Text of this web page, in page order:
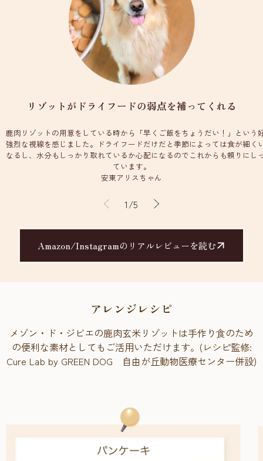
リゾットがドライフードの弱点を補ってくれる
鹿肉リゾットの用意をしている時から「早くご飯をちょうだい！」という
強烈な視線を感じました。ドライフードだけだと季節によっては食が細く
なるし、水分もしっかり取れているか心配になるのでこれからも頼りにし
ています。
安東アリスちゃん
1/の
5
Amazon/Instagramのリアルレビューを読む
アレンジレシピ
メゾン・ド・ジビエの鹿肉玄米リゾットは手作り食のため
の便利な素材としてもご活用いただけます。(レシピ監修:
Cure Lab by GREEN DOG 自由が丘動物医療センター併設)